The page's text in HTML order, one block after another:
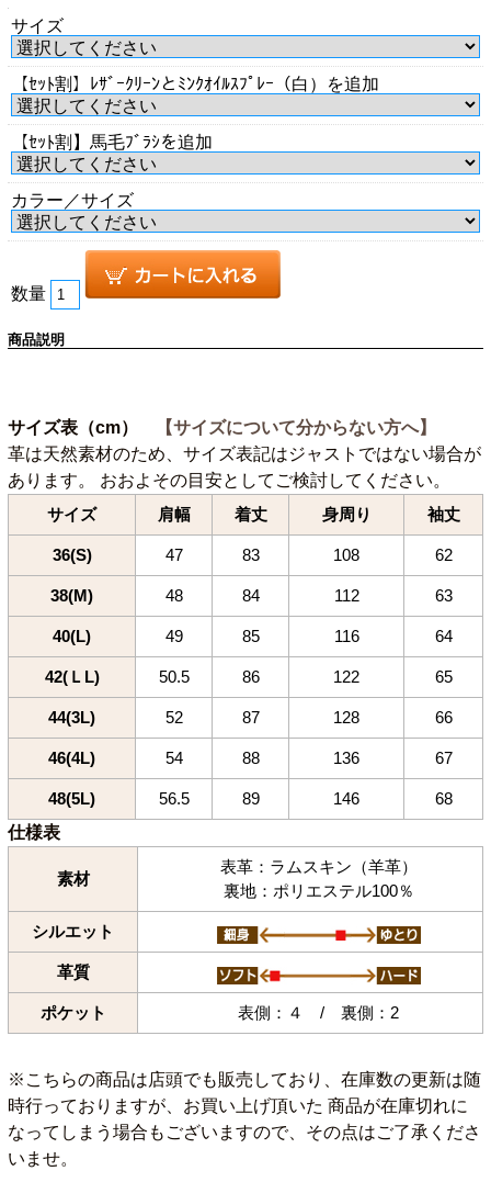
サイズ
【ｾｯﾄ割】ﾚｻﾞｰｸﾘｰﾝとﾐﾝｸｵｲﾙｽﾌﾟﾚｰ（白）を追加
【ｾｯﾄ割】馬毛ﾌﾞﾗｼを追加
カラー／サイズ
数量
商品説明
サイズ表（cm）
【サイズについて分からない方へ】
革は天然素材のため、サイズ表記はジャストではない場合が
あります。 おおよその目安としてご検討してください。
サイズ 肩幅 着丈 身周り 袖丈
36(S) 47 83 108 62
38(M) 48 84 112 63
40(L) 49 85 116 64
42(ＬL) 50.5 86 122 65
44(3L) 52 87 128 66
46(4L) 54 88 136 67
48(5L) 56.5 89 146 68
仕様表
素材
表革：ラムスキン（羊革）
裏地：ポリエステル100％
シルエット
革質
ポケット 表側：４ / 裏側：2
※こちらの商品は店頭でも販売しており、在庫数の更新は随
時行っておりますが、お買い上げ頂いた 商品が在庫切れに
なってしまう場合もございますので、その点はご了承くださ
いませ。